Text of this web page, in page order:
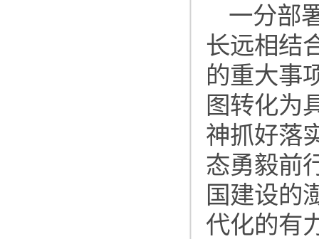
一分部
长远相结
的重大事
图转化为
神抓好落
态勇毅前
国建设的
代化的有